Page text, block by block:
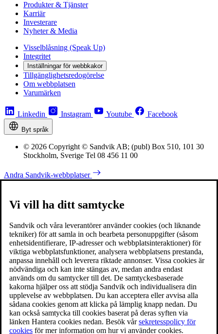
Produkter & Tjänster
Karriär
Investerare
Nyheter & Media
Visselblåsning (Speak Up)
Integritet
Inställningar för webbkakor
Tillgänglighetsredogörelse
Om webbplatsen
Varumärken
Linkedin Instagram Youtube Facebook
Byt språk
© 2026 Copyright © Sandvik AB; (publ) Box 510, 101 30
Stockholm, Sverige Tel 08 456 11 00
Andra Sandvik-webbplatser
Vi vill ha ditt samtycke
Sandvik och våra leverantörer använder cookies (och liknande
tekniker) för att samla in och bearbeta personuppgifter (såsom
enhetsidentifierare, IP-adresser och webbplatsinteraktioner) för
viktiga webbplatsfunktioner, analysera webbplatsens prestanda,
anpassa innehåll och leverera riktade annonser. Vissa cookies är
nödvändiga och kan inte stängas av, medan andra endast
används om du samtycker till det. De samtyckesbaserade
kakorna hjälper oss att stödja Sandvik och individualisera din
upplevelse av webbplatsen. Du kan acceptera eller avvisa alla
sådana cookies genom att klicka på lämplig knapp nedan. Du
kan också samtycka till cookies baserat på deras syften via
länken Hantera cookies nedan. Besök vårsekretesspolicy för
cookies för mer information om hur vi använder cookies.